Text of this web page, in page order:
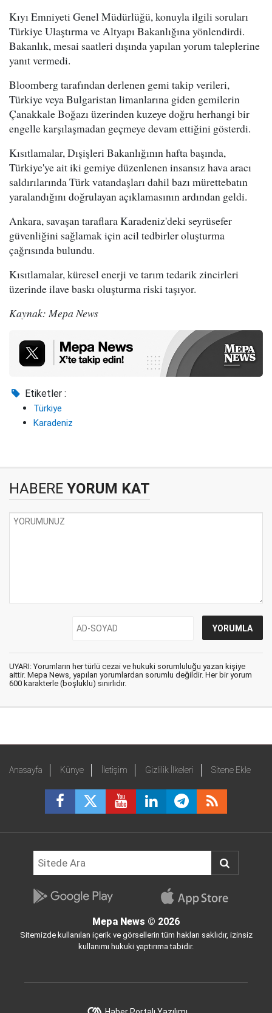
Kıyı Emniyeti Genel Müdürlüğü, konuyla ilgili soruları
Türkiye Ulaştırma ve Altyapı Bakanlığına yönlendirdi.
Bakanlık, mesai saatleri dışında yapılan yorum taleplerine
yanıt vermedi.
Bloomberg tarafından derlenen gemi takip verileri,
Türkiye veya Bulgaristan limanlarına giden gemilerin
Çanakkale Boğazı üzerinden kuzeye doğru herhangi bir
engelle karşılaşmadan geçmeye devam ettiğini gösterdi.
Kısıtlamalar, Dışişleri Bakanlığının hafta başında,
Türkiye'ye ait iki gemiye düzenlenen insansız hava aracı
saldırılarında Türk vatandaşları dahil bazı mürettebatın
yaralandığını doğrulayan açıklamasının ardından geldi.
Ankara, savaşan taraflara Karadeniz'deki seyrüsefer
güvenliğini sağlamak için acil tedbirler oluşturma
çağrısında bulundu.
Kısıtlamalar, küresel enerji ve tarım tedarik zincirleri
üzerinde ilave baskı oluşturma riski taşıyor.
Kaynak: Mepa News
Etiketler :
Türkiye
Karadeniz
HABERE YORUM KAT
UYARI: Yorumların her türlü cezai ve hukuki sorumluluğu yazan kişiye
aittir. Mepa News, yapılan yorumlardan sorumlu değildir. Her bir yorum
600 karakterle (boşluklu) sınırlıdır.
Anasayfa Künye İletişim Gizlilik İlkeleri Sitene Ekle
Mepa News © 2026
Sitemizde kullanılan içerik ve görsellerin tüm hakları saklıdır, izinsiz
kullanımı hukuki yaptırıma tabidir.